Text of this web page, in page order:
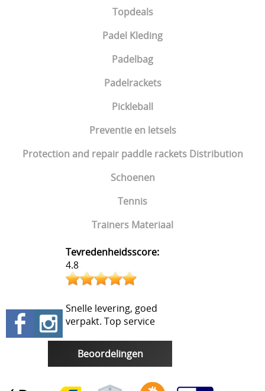
Topdeals
Padel Kleding
Padelbag
Padelrackets
Pickleball
Preventie en letsels
Protection and repair paddle rackets Distribution
Schoenen
Tennis
Trainers Materiaal
Tevredenheidsscore:
4.8
Snelle levering, goed
verpakt. Top service
Beoordelingen